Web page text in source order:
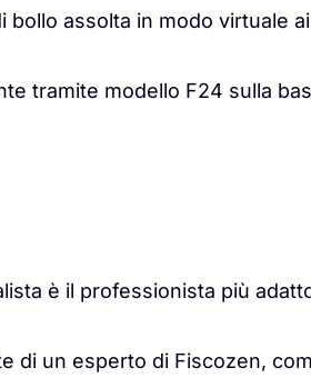
bollo assolta in modo virtuale
tramite modello F24 sulla
è il professionista più
di un esperto di Fiscozen,